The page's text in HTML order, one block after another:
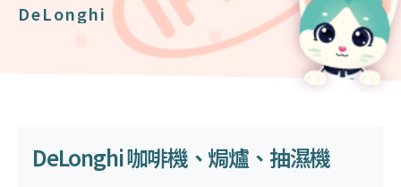
DeLonghi
DeLonghi 咖啡機、焗爐、抽濕機